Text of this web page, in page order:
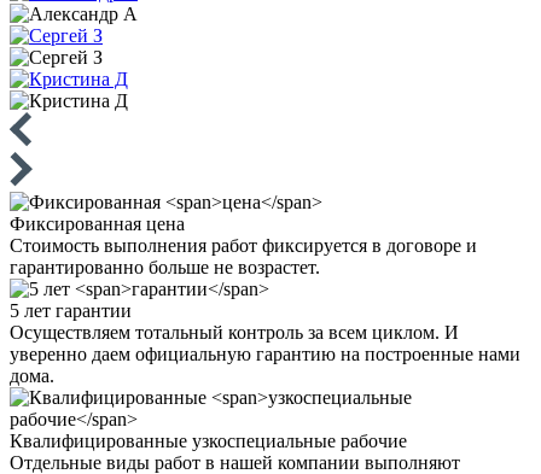
Фиксированная цена
Стоимость выполнения работ фиксируется в договоре и
гарантированно больше не возрастет.
5 лет гарантии
Осуществляем тотальный контроль за всем циклом. И
уверенно даем официальную гарантию на построенные нами
дома.
Квалифицированные узкоспециальные рабочие
Отдельные виды работ в нашей компании выполняют